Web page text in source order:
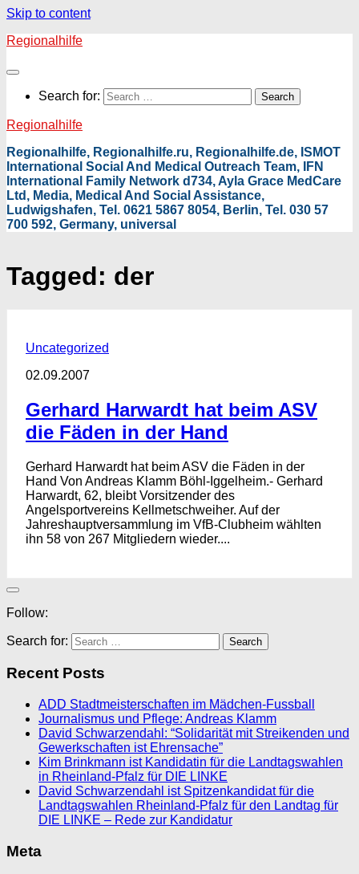
Skip to content
Regionalhilfe
Search for:
Regionalhilfe
Regionalhilfe, Regionalhilfe.ru, Regionalhilfe.de, ISMOT
International Social And Medical Outreach Team, IFN
International Family Network d734, Ayla Grace MedCare
Ltd, Media, Medical And Social Assistance,
Ludwigshafen, Tel. 0621 5867 8054, Berlin, Tel. 030 57
700 592, Germany, universal
Tagged: der
Uncategorized
02.09.2007
Gerhard Harwardt hat beim ASV
die Fäden in der Hand
Gerhard Harwardt hat beim ASV die Fäden in der
Hand Von Andreas Klamm Böhl-Iggelheim.- Gerhard
Harwardt, 62, bleibt Vorsitzender des
Angelsportvereins Kellmetschweiher. Auf der
Jahreshauptversammlung im VfB-Clubheim wählten
ihn 58 von 267 Mitgliedern wieder....
Follow:
Search for:
Recent Posts
ADD Stadtmeisterschaften im Mädchen-Fussball
Journalismus und Pflege: Andreas Klamm
David Schwarzendahl: “Solidarität mit Streikenden und
Gewerkschaften ist Ehrensache”
Kim Brinkmann ist Kandidatin für die Landtagswahlen
in Rheinland-Pfalz für DIE LINKE
David Schwarzendahl ist Spitzenkandidat für die
Landtagswahlen Rheinland-Pfalz für den Landtag für
DIE LINKE – Rede zur Kandidatur
Meta